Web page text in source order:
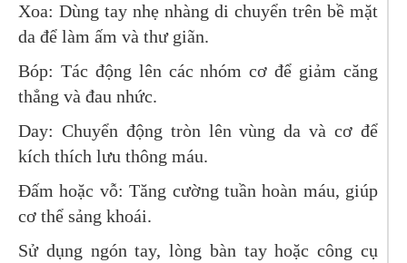
Xoa: Dùng tay nhẹ nhàng di chuyển trên bề mặt
da để làm ấm và thư giãn.
Bóp: Tác động lên các nhóm cơ để giảm căng
thẳng và đau nhức.
Day: Chuyển động tròn lên vùng da và cơ để
kích thích lưu thông máu.
Đấm hoặc vỗ: Tăng cường tuần hoàn máu, giúp
cơ thể sảng khoái.
Sử dụng ngón tay, lòng bàn tay hoặc công cụ